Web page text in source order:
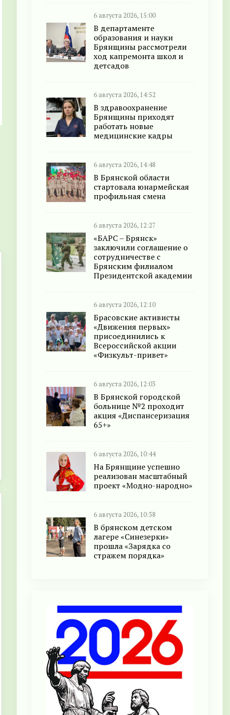
6 августа 2026, 15:00
В департаменте
образования и науки
Брянщины рассмотрели
ход капремонта школ и
детсадов
6 августа 2026, 14:52
В здравоохранение
Брянщины приходят
работать новые
медицинские кадры
6 августа 2026, 14:48
В Брянской области
стартовала юнармейская
профильная смена
6 августа 2026, 12:27
«БАРС – Брянск»
заключили соглашение о
сотрудничестве с
Брянским филиалом
Президентской академии
6 августа 2026, 12:10
Брасовские активисты
«Движения первых»
присоединились к
Всероссийской акции
«Физкульт-привет»
6 августа 2026, 12:03
В Брянской городской
больнице №2 проходит
акция «Диспансеризация
65+»
6 августа 2026, 10:44
На Брянщине успешно
реализован масштабный
проект «Модно-народно»
6 августа 2026, 10:38
В брянском детском
лагере «Синезерки»
прошла «Зарядка со
стражем порядка»